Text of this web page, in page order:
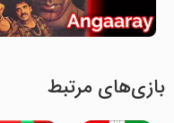
بازی‌های مرتبط